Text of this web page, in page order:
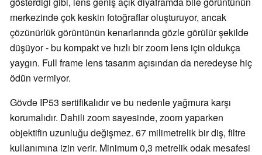
merkezinde çok keskin fotoğraflar oluşturuyor, ancak
çözünürlük görüntünün kenarlarında gözle görülür şekilde
düşüyor - bu kompakt ve hızlı bir zoom lens için oldukça
yaygın. Full frame lens tasarım açısından da neredeyse hiç
ödün vermiyor.
Gövde IP53 sertifikalıdır ve bu nedenle yağmura karşı
korumalıdır. Dahili zoom sayesinde, zoom yaparken
objektifin uzunluğu değişmez. 67 milimetrelik bir diş, filtre
kullanımına izin verir. Minimum 0,3 metrelik odak mesafesi